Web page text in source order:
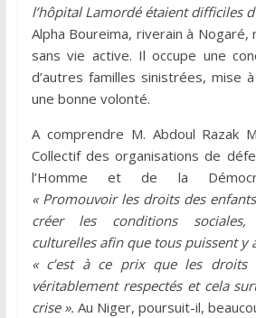
l’hôpital Lamordé étaient difficiles
Alpha Boureima, riverain à Nogaré,
sans vie active. Il occupe une
d’autres familles sinistrées, mise
une bonne volonté.
A comprendre M. Abdoul Razak
Collectif des organisations de
l’Homme et de la
« Promouvoir les droits des
créer les conditions sociales,
culturelles afin que tous puissent y
« c’est à ce prix que les droits
véritablement respectés et cela
crise ». Au Niger, poursuit-il,